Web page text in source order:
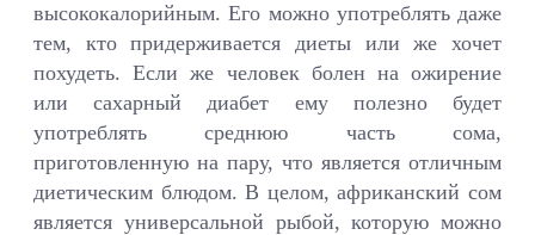
высококалорийным. Его можно употреблять даже
тем, кто придерживается диеты или же хочет
похудеть. Если же человек болен на ожирение
или сахарный диабет ему полезно будет
употреблять среднюю часть сома,
приготовленную на пару, что является отличным
диетическим блюдом. В целом, африканский сом
является универсальной рыбой, которую можно